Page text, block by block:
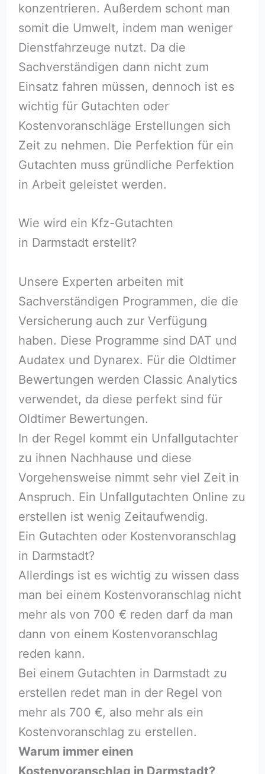
konzentrieren. Außerdem schont man
somit die Umwelt, indem man weniger
Dienstfahrzeuge nutzt. Da die
Sachverständigen dann nicht zum
Einsatz fahren müssen, dennoch ist es
wichtig für Gutachten oder
Kostenvoranschläge Erstellungen sich
Zeit zu nehmen. Die Perfektion für ein
Gutachten muss gründliche Perfektion
in Arbeit geleistet werden.
Wie wird ein Kfz-Gutachten
in Darmstadt erstellt?
Unsere Experten arbeiten mit
Sachverständigen Programmen, die die
Versicherung auch zur Verfügung
haben. Diese Programme sind DAT und
Audatex und Dynarex. Für die Oldtimer
Bewertungen werden Classic Analytics
verwendet, da diese perfekt sind für
Oldtimer Bewertungen.
In der Regel kommt ein Unfallgutachter
zu ihnen Nachhause und diese
Vorgehensweise nimmt sehr viel Zeit in
Anspruch. Ein Unfallgutachten Online zu
erstellen ist wenig Zeitaufwendig.
Ein Gutachten oder Kostenvoranschlag
in Darmstadt?
Allerdings ist es wichtig zu wissen dass
man bei einem Kostenvoranschlag nicht
mehr als von 700 € reden darf da man
dann von einem Kostenvoranschlag
reden kann.
Bei einem Gutachten in Darmstadt zu
erstellen redet man in der Regel von
mehr als 700 €, also mehr als ein
Kostenvoranschlag zu erstellen.
Warum immer einen
Kostenvoranschlag in Darmstadt?